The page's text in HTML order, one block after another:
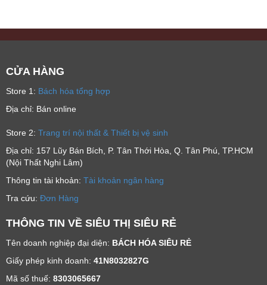
CỬA HÀNG
Store 1: Bách hóa tổng hợp
Địa chỉ: Bán online
Store 2: Trang trí nội thất & Thiết bị vệ sinh
Địa chỉ: 157 Lũy Bán Bích, P. Tân Thới Hòa, Q. Tân Phú, TP.HCM
(Nội Thất Nghi Lâm)
Thông tin tài khoản: Tài khoản ngân hàng
Tra cứu: Đơn Hàng
THÔNG TIN VỀ SIÊU THỊ SIÊU RẺ
Tên doanh nghiệp đại diện: BÁCH HÓA SIÊU RẺ
Giấy phép kinh doanh: 41N8032827G
Mã số thuế: 8303065667